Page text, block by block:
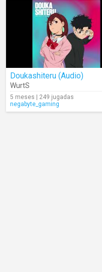
Doukashiteru (Audio)
WurtS
5 meses | 249 jugadas
negabyte_gaming